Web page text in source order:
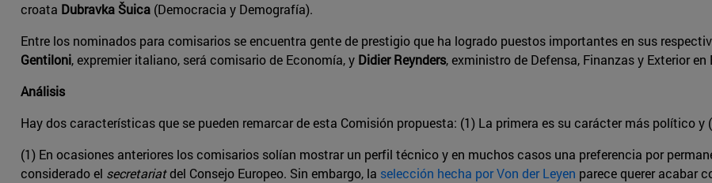
croata Dubravka Šuica (Democracia y Demografía).
Entre los nominados para comisarios se encuentra gente de prestigio que ha logrado puestos importantes en sus
Gentiloni, expremier italiano, será comisario de Economía, y Didier Reynders, exministro de Defensa, Finanzas y Exterior
Análisis
Hay dos características que se pueden remarcar de esta Comisión propuesta: (1) La primera es su carácter más político
(1) En ocasiones anteriores los comisarios solían mostrar un perfil técnico y en muchos casos una preferencia por
considerado el secretariatdel Consejo Europeo. Sin embargo, la selección hecha por Von der Leyen parece querer acabar